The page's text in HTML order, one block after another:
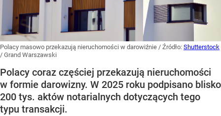
Polacy masowo przekazują nieruchomości w darowiźnie / Źródło: Shutterstock
/ Grand Warszawski
Polacy coraz częściej przekazują nieruchomości
w formie darowizny. W 2025 roku podpisano blisko
200 tys. aktów notarialnych dotyczących tego
typu transakcji.